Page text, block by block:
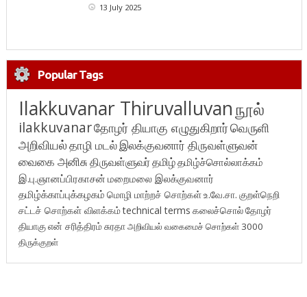
13 July 2025
Popular Tags
Ilakkuvanar Thiruvalluvanநூல்
ilakkuvanarதோழர் தியாகு எழுதுகிறார்வெருளி
அறிவியல்தாழி மடல்இலக்குவனார் திருவள்ளுவன்
வைகை அனிசுதிருவள்ளுவர்தமிழ்தமிழ்ச்சொல்லாக்கம்
இ.பு.ஞானப்பிரகாசன் மறைமலை இலக்குவனார்
தமிழ்க்காப்புக்கழகம் மொழி மாற்றச் சொற்கள்உ.வே.சா. குறள்நெறி
சட்டச் சொற்கள் விளக்கம்technical terms கலைச்சொல்தோழர்
தியாகுஎன் சரித்திரம்சுரதாஅறிவியல் வகைமைச் சொற்கள் 3000
திருக்குறள்